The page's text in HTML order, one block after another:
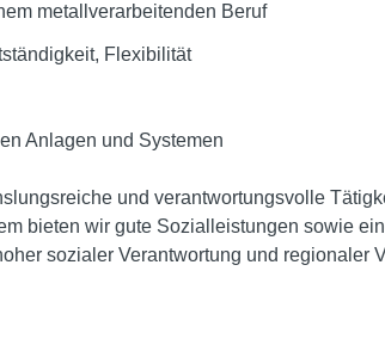
metallverarbeitenden Beruf
Flexibilität
Anlagen und Systemen
und verantwortungsvolle
bieten wir gute Sozialleistungen sowie
sozialer Verantwortung und regionaler